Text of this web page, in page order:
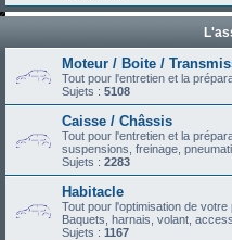
Moteur / Boite /
Tout pour l'entretien et la
Sujets : 5108
Caisse / Châssis
Tout pour l'entretien et la
suspensions, freinage,
Sujets : 2283
Habitacle
Tout pour l'optimisation de votre
Baquets, harnais, volant,
Sujets : 1167